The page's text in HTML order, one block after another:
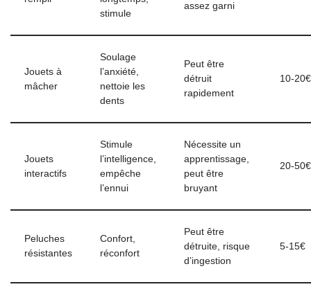
stimule
assez garni
Jouets à
mâcher
Soulage
l’anxiété,
nettoie les
dents
Peut être
détruit
rapidement
10-20€
Jouets
interactifs
Stimule
l’intelligence,
empêche
l’ennui
Nécessite un
apprentissage,
peut être
bruyant
20-50€
Peluches
résistantes
Confort,
réconfort
Peut être
détruite, risque
d’ingestion
5-15€